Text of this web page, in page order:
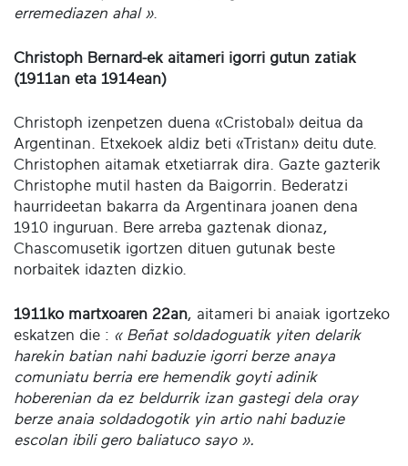
erremediazen ahal ».
Christoph Bernard-ek aitameri igorri gutun zatiak
(1911an eta 1914ean)
Christoph izenpetzen duena «Cristobal» deitua da
Argentinan. Etxekoek aldiz beti «Tristan» deitu dute.
Christophen aitamak etxetiarrak dira. Gazte gazterik
Christophe mutil hasten da Baigorrin. Bederatzi
haurrideetan bakarra da Argentinara joanen dena
1910 inguruan. Bere arreba gaztenak dionaz,
Chascomusetik igortzen dituen gutunak beste
norbaitek idazten dizkio.
1911ko martxoaren 22an, aitameri bi anaiak igortzeko
eskatzen die : « Beñat soldadoguatik yiten delarik
harekin batian nahi baduzie igorri berze anaya
comuniatu berria ere hemendik goyti adinik
hoberenian da ez beldurrik izan gastegi dela oray
berze anaia soldadogotik yin artio nahi baduzie
escolan ibili gero baliatuco sayo ».